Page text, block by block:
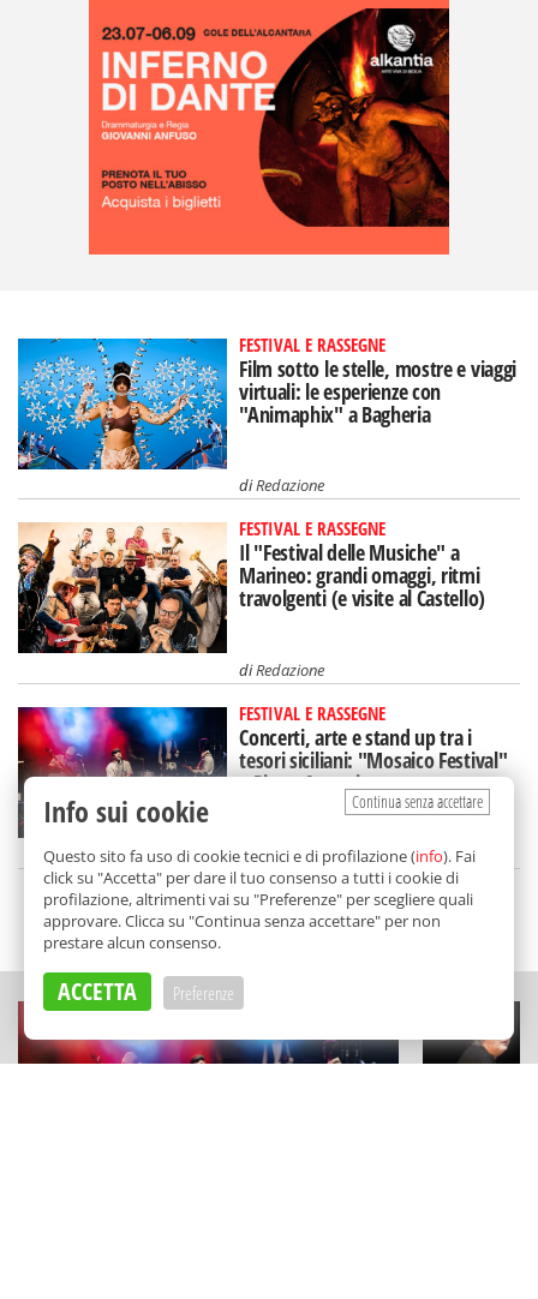
FESTIVAL E RASSEGNE
Film sotto le stelle, mostre e viaggi
virtuali: le esperienze con
"Animaphix" a Bagheria
diRedazione
FESTIVAL E RASSEGNE
Il "Festival delle Musiche" a
Marineo: grandi omaggi, ritmi
travolgenti (e visite al Castello)
diRedazione
FESTIVAL E RASSEGNE
Concerti, arte e stand up tra i
tesori siciliani: "Mosaico Festival"
a Piazza Armerina
diRedazione
SCELTO DA BALARM
Continua senza accettare
Info sui cookie
Questo sito fa uso di cookie tecnici e di profilazione (info). Fai
click su "Accetta" per dare il tuo consenso a tutti i cookie di
profilazione, altrimenti vai su "Preferenze" per scegliere quali
approvare. Clicca su "Continua senza accettare" per non
prestare alcun consenso.
ACCETTA Preferenze